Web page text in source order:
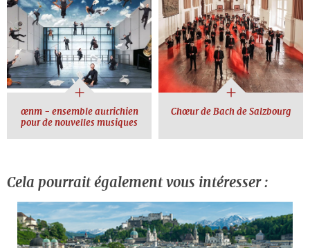
œnm - ensemble autrichien
pour de nouvelles musiques
Chœur de Bach de Salzbourg
Cela pourrait également vous intéresser :